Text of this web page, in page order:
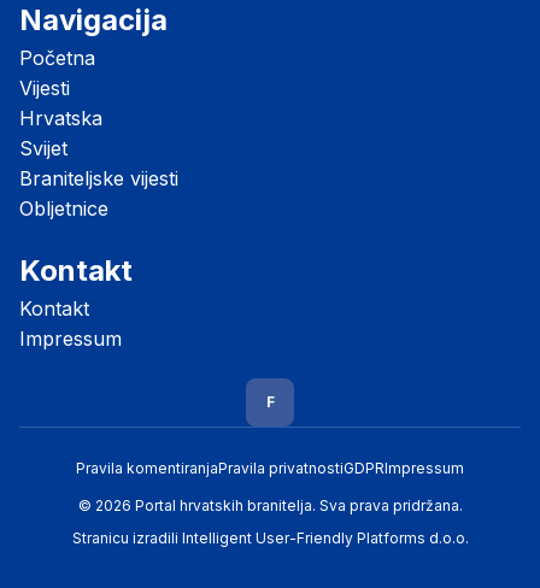
Navigacija
Početna
Vijesti
Hrvatska
Svijet
Braniteljske vijesti
Obljetnice
Kontakt
Kontakt
Impressum
F
Pravila komentiranjaPravila privatnostiGDPRImpressum
© 2026 Portal hrvatskih branitelja. Sva prava pridržana.
Stranicu izradili Intelligent User-Friendly Platforms d.o.o.